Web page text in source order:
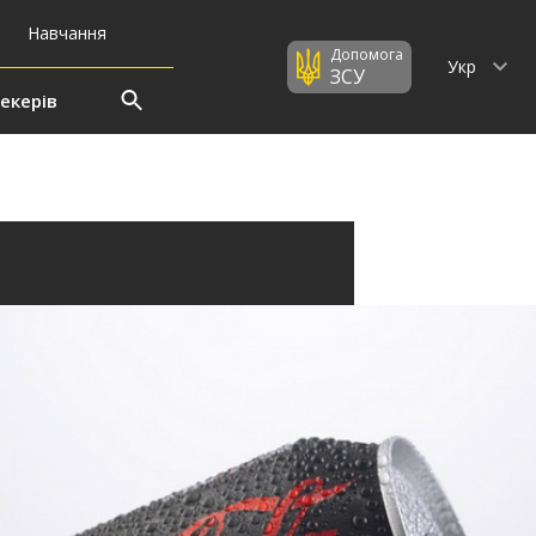
Навчання
Допомога
ЗСУ Укр